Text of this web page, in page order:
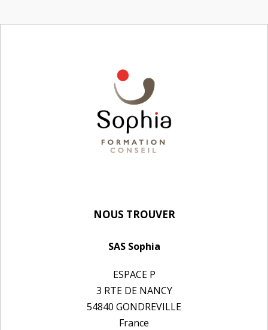
NOUS TROUVER
SAS Sophia
ESPACE P
3 RTE DE NANCY
54840 GONDREVILLE
France